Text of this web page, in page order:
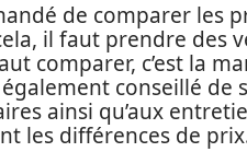
de comparer les
il faut prendre des
comparer, c’est la
conseillé de
ainsi qu’aux
les différences de